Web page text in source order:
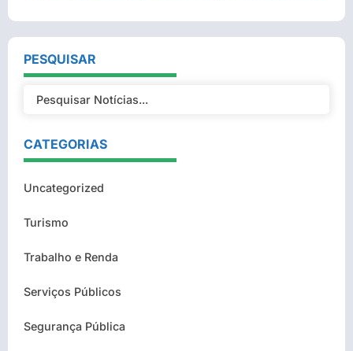
PESQUISAR
CATEGORIAS
Uncategorized
Turismo
Trabalho e Renda
Serviços Públicos
Segurança Pública